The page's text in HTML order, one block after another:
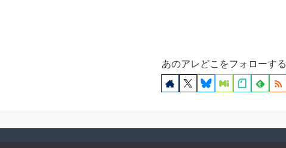
あのアレどこをフォローする